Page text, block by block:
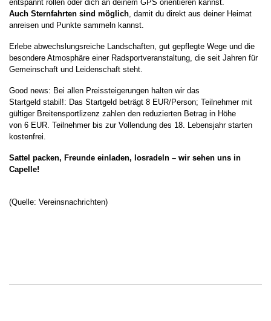
entspannt rollen oder dich an deinem GPS orientieren kannst.
Auch Sternfahrten sind möglich, damit du direkt aus deiner Heimat
anreisen und Punkte sammeln kannst.
Erlebe abwechslungsreiche Landschaften, gut gepflegte Wege und die
besondere Atmosphäre einer Radsportveranstaltung, die seit Jahren für
Gemeinschaft und Leidenschaft steht.
Good news: Bei allen Preissteigerungen halten wir das
Startgeld stabil!: Das Startgeld beträgt 8 EUR/Person; Teilnehmer mit
gültiger Breitensportlizenz zahlen den reduzierten Betrag in Höhe
von 6 EUR. Teilnehmer bis zur Vollendung des 18. Lebensjahr starten
kostenfrei.
Sattel packen, Freunde einladen, losradeln – wir sehen uns in
Capelle!
(Quelle: Vereinsnachrichten)